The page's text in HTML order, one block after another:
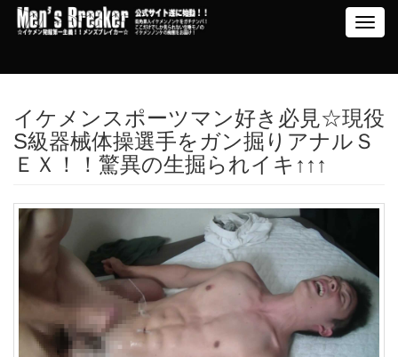
イケメンスポーツマン好き必見☆現役
S級器械体操選手をガン掘りアナルＳ
ＥＸ！！驚異の生掘られイキ↑↑↑